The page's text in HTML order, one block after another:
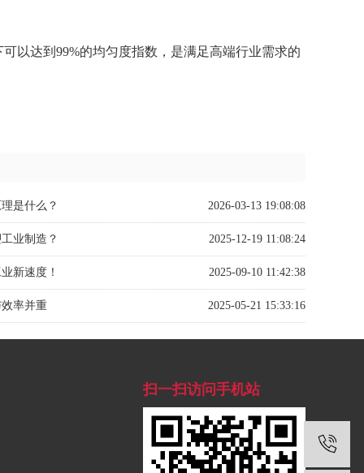
以达到99%的均匀度指数，是满足高端行业需求的
2026-03-13 19:08:08
是什么？
2025-12-19 11:08:24
业制造？
2025-09-10 11:42:38
新速度！
2025-05-21 15:33:16
率并重
扫一扫访问手机站